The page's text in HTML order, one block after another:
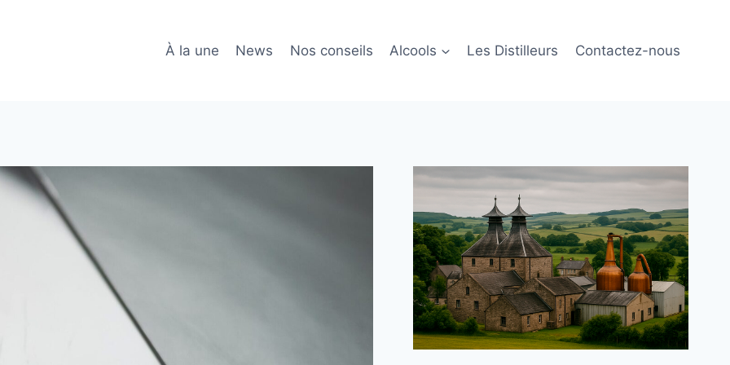
À la une News Nos conseils Alcools Les Distilleurs Contactez-nous